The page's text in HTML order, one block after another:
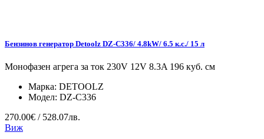
Бензинов генератор Detoolz DZ-C336/ 4.8kW/ 6.5 к.с./ 15 л
Монофазен агрега за ток 230V 12V 8.3A 196 куб. см
Марка: DETOOLZ
Модел: DZ-C336
270.00€ / 528.07лв.
Виж